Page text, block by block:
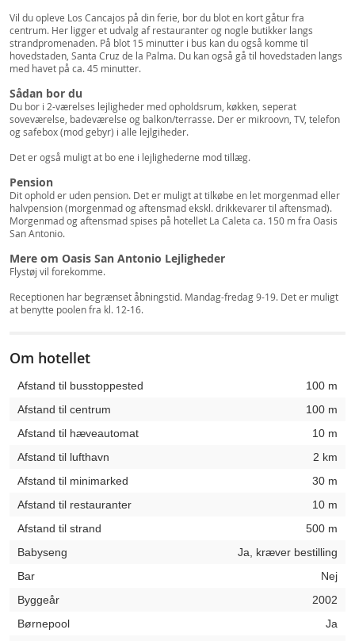
Vil du opleve Los Cancajos på din ferie, bor du blot en kort gåtur fra
centrum. Her ligger et udvalg af restauranter og nogle butikker langs
strandpromenaden. På blot 15 minutter i bus kan du også komme til
hovedstaden, Santa Cruz de la Palma. Du kan også gå til hovedstaden langs
med havet på ca. 45 minutter.
Sådan bor du
Du bor i 2-værelses lejligheder med opholdsrum, køkken, seperat
soveværelse, badeværelse og balkon/terrasse. Der er mikroovn, TV, telefon
og safebox (mod gebyr) i alle lejlgiheder.
Det er også muligt at bo ene i lejlighederne mod tillæg.
Pension
Dit ophold er uden pension. Det er muligt at tilkøbe en let morgenmad eller
halvpension (morgenmad og aftensmad ekskl. drikkevarer til aftensmad).
Morgenmad og aftensmad spises på hotellet La Caleta ca. 150 m fra Oasis
San Antonio.
Mere om Oasis San Antonio Lejligheder
Flystøj vil forekomme.
Receptionen har begrænset åbningstid. Mandag-fredag 9-19. Det er muligt
at benytte poolen fra kl. 12-16.
Om hotellet
Afstand til busstoppested
100 m
Afstand til centrum
100 m
Afstand til hæveautomat
10 m
Afstand til lufthavn
2 km
Afstand til minimarked
30 m
Afstand til restauranter
10 m
Afstand til strand
500 m
Babyseng
Ja, kræver bestilling
Bar
Nej
Byggeår
2002
Børnepool
Ja